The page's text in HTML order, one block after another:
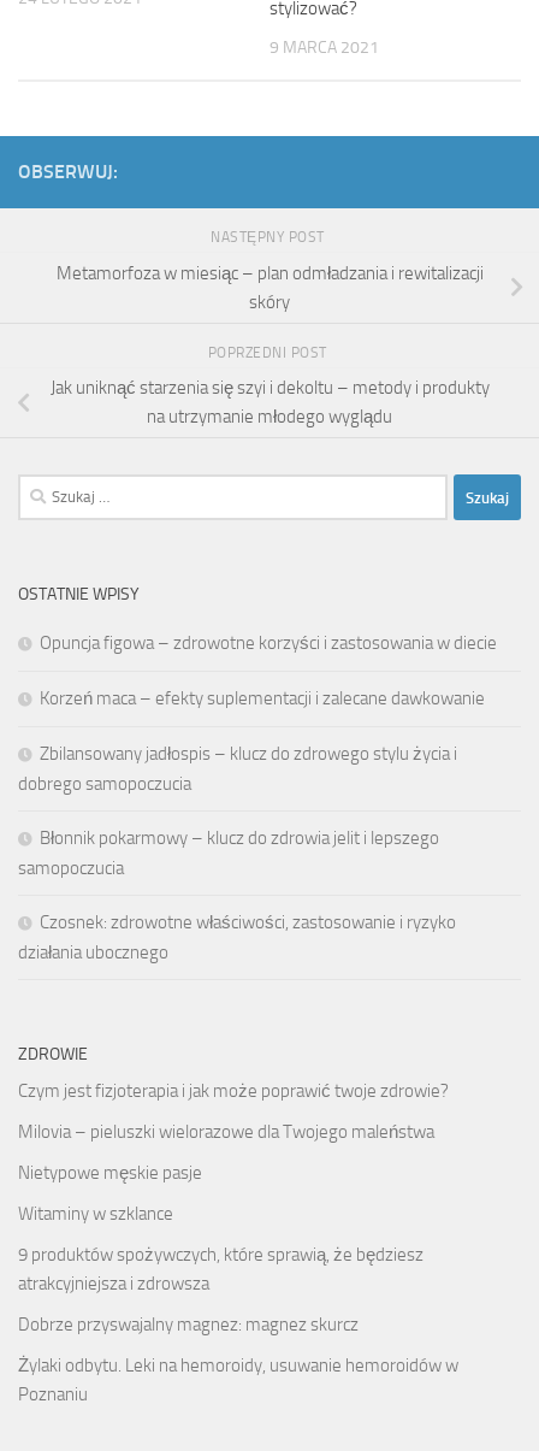
stylizować?
9 MARCA 2021
OBSERWUJ:
NASTĘPNY POST
Metamorfoza w miesiąc – plan odmładzania i rewitalizacji
skóry
POPRZEDNI POST
Jak uniknąć starzenia się szyi i dekoltu – metody i produkty
na utrzymanie młodego wyglądu
Szukaj:
OSTATNIE WPISY
Opuncja figowa – zdrowotne korzyści i zastosowania w diecie
Korzeń maca – efekty suplementacji i zalecane dawkowanie
Zbilansowany jadłospis – klucz do zdrowego stylu życia i
dobrego samopoczucia
Błonnik pokarmowy – klucz do zdrowia jelit i lepszego
samopoczucia
Czosnek: zdrowotne właściwości, zastosowanie i ryzyko
działania ubocznego
ZDROWIE
Czym jest fizjoterapia i jak może poprawić twoje zdrowie?
Milovia – pieluszki wielorazowe dla Twojego maleństwa
Nietypowe męskie pasje
Witaminy w szklance
9 produktów spożywczych, które sprawią, że będziesz
atrakcyjniejsza i zdrowsza
Dobrze przyswajalny magnez: magnez skurcz
Żylaki odbytu. Leki na hemoroidy, usuwanie hemoroidów w
Poznaniu